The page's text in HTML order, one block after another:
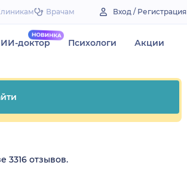
Врачам Вход / Регистрация
ИИ-доктор Психологи Акции
3316 отзывов.